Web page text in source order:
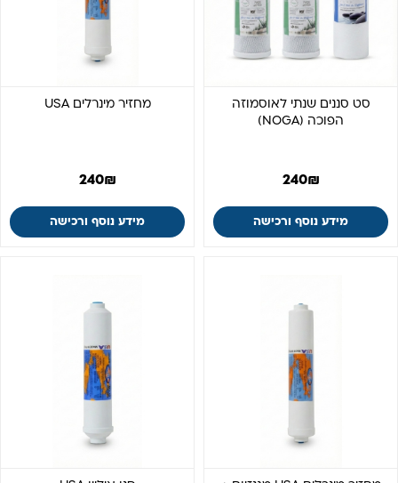
סט סננים שנתי לאוסמוזה
הפוכה (NOGA)
240₪
מידע נוסף ורכישה
מחזיר מינרלים USA
240₪
מידע נוסף ורכישה